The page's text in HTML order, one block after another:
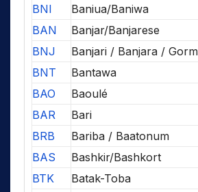
BNI
Baniua/Baniwa
BAN
Banjar/Banjarese
BNJ
Banjari / Banjara /
BNT
Bantawa
BAO
Baoulé
BAR
Bari
BRB
Bariba / Baatonum
BAS
Bashkir/Bashkort
BTK
Batak-Toba